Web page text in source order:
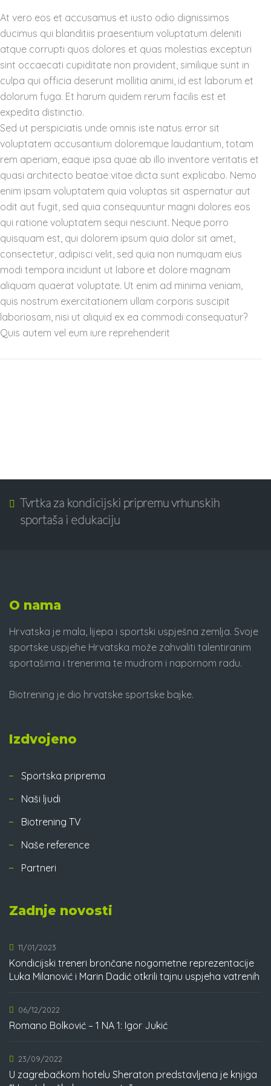
At vero eos et accusamus et iusto odio dignissimos
ducimus qui blanditiis praesentium voluptatum deleniti
atque corrupti quos dolores et quas molestias excepturi
sint occaecati cupiditate non provident, similique sunt in
culpa qui officia deserunt mollitia animi, id est laborum et
dolorum fuga. Et harum quidem rerum facilis est et
expedita distinctio.
Sed ut perspiciatis unde omnis iste natus error sit
voluptatem accusantium doloremque laudantium, totam
rem aperiam, eaque ipsa quae ab illo inventore veritatis et
quasi architecto beatae vitae dicta sunt explicabo. Nemo
enim ipsam voluptatem quia voluptas sit aspernatur aut
odit aut fugit, sed quia consequuntur magni dolores eos
qui ratione voluptatem sequi nesciunt. Neque porro
quisquam est, qui dolorem ipsum quia dolor sit amet,
consectetur, adipisci velit, sed quia non numquam eius
modi tempora incidunt ut labore et dolore magnam
aliquam quaerat voluptate. Ut enim ad minima veniam,
quis nostrum exercitationem ullam corporis suscipit
laboriosam, nisi ut aliquid ex ea commodi consequatur?
Quis autem vel eum iure reprehenderit
Tvrtka za kondicijski pripremu vrhunskih
sportaša i edukaciju
O nama
Hrvatska je mala, lijepa i sportski uspješna zemlja. Svoje
sportske uspjehe Hrvatska može zahvaliti talentiranim
sportašima i trenerima te mudrom i napornom radu.
Biotrening je dio hrvatske sportske bajke.
Izdvojeno
Sportska priprema
Naši ljudi
Biotrening TV
Naše reference
Partneri
Zadnje novosti
11/01/2023
Kondicijski treneri brončane nogometne reprezentacije
Luka Milanović i Marin Dadić otkrili tajnu uspjeha vatrenih
06/12/2022
Romano Bolković – 1 NA 1: Igor Jukić
23/09/2022
U zagrebačkom hotelu Sheraton predstavljena je knjiga